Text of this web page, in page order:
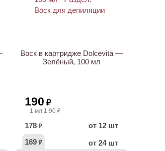
Воск в картридже Dolcevita —
Зелёный, 100 мл
190 ₽
1 мл 1.90 ₽
178 ₽
от 12 шт
169 ₽ от 24 шт